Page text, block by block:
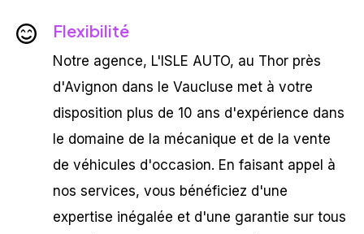
Flexibilité
Notre agence, L'ISLE AUTO, au Thor près
d'Avignon dans le Vaucluse met à votre
disposition plus de 10 ans d'expérience dans
le domaine de la mécanique et de la vente
de véhicules d'occasion. En faisant appel à
nos services, vous bénéficiez d'une
expertise inégalée et d'une garantie sur tous